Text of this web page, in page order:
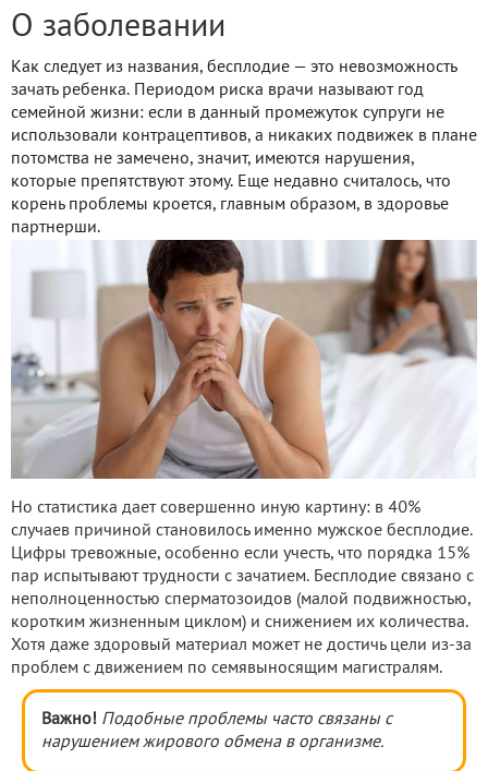
О заболевании
Как следует из названия, бесплодие — это невозможность
зачать ребенка. Периодом риска врачи называют год
семейной жизни: если в данный промежуток супруги не
использовали контрацептивов, а никаких подвижек в плане
потомства не замечено, значит, имеются нарушения,
которые препятствуют этому. Еще недавно считалось, что
корень проблемы кроется, главным образом, в здоровье
партнерши.
Но статистика дает совершенно иную картину: в 40%
случаев причиной становилось именно мужское бесплодие.
Цифры тревожные, особенно если учесть, что порядка 15%
пар испытывают трудности с зачатием. Бесплодие связано с
неполноценностью сперматозоидов (малой подвижностью,
коротким жизненным циклом) и снижением их количества.
Хотя даже здоровый материал может не достичь цели из-за
проблем с движением по семявыносящим магистралям.
Важно! Подобные проблемы часто связаны с
нарушением жирового обмена в организме.